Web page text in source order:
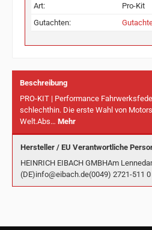
Art:
Pro-Kit
Gutachten:
Beschreibung
PRO-KIT | Performance
schlechthin. Die erste Wahl von
Welt.Abs… Mehr
Hersteller / EU Verantwortliche
HEINRICH EIBACH GMBHAm
(DE)info@eibach.de(0049) 2721-511 0